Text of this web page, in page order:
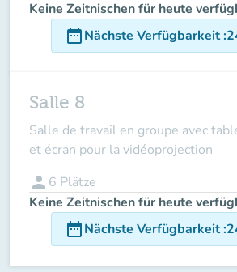
Keine Zeitnischen für heute
date_rangeNächste Verfügbarkeit:
Salle 8
Salle de travail en groupe avec
et écran pour la vidéoprojection
person 6 Plätze
Keine Zeitnischen für heute
date_rangeNächste Verfügbarkeit: